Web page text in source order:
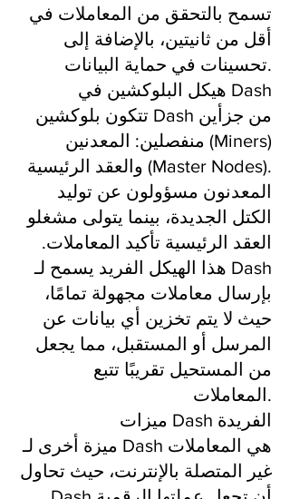
تسمح بالتحقق من المعاملات في
أقل من ثانيتين، بالإضافة إلى
تحسينات في حماية البيانات.
هيكل البلوكشين في Dash
تتكون بلوكشين Dash من جزأين
منفصلين: المعدنين (Miners)
والعقد الرئيسية (Master Nodes).
المعدنون مسؤولون عن توليد
الكتل الجديدة، بينما يتولى مشغلو
العقد الرئيسية تأكيد المعاملات.
هذا الهيكل الفريد يسمح لـ Dash
بإرسال معاملات مجهولة تمامًا،
حيث لا يتم تخزين أي بيانات عن
المرسل أو المستقبل، مما يجعل
من المستحيل تقريبًا تتبع
المعاملات.
ميزات Dash الفريدة
ميزة أخرى لـ Dash هي المعاملات
غير المتصلة بالإنترنت، حيث تحاول